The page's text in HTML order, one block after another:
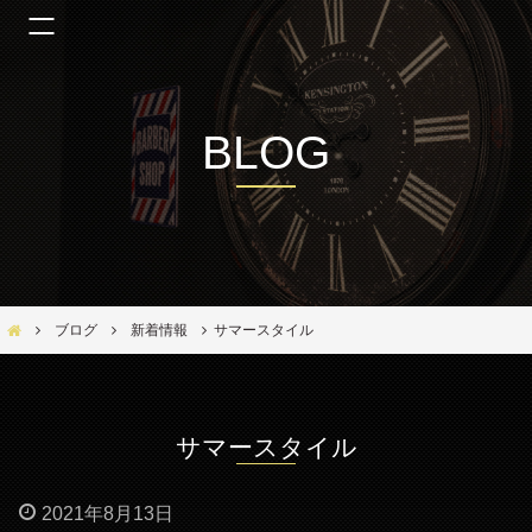
BLOG
Bar Ber Shop REGALO【バーバーショップ レガロ】- 大阪・福島区の美容室
ブログ 新着情報 サマースタイル
サマースタイル
2021年8月13日